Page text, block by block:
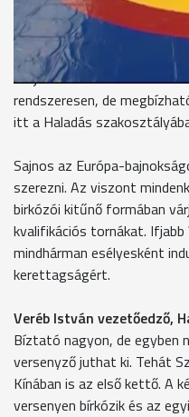
Veréb István vezetőedző,
Azt gondolom, hogy ez a
most lett egy fényesebb,
tudjuk ezeket szállítani.
rendszeresen, de
itt a Haladás
Sajnos az Európa-
szerezni. Az viszont
birkózói kitűnő formában
kvalifikációs tornákat. Ifjabb
mindhárman esélyesként
kerettagságért.
Veréb István vezetőedző,
Bíztató nagyon, de egyben
versenyző juthat ki. Tehát
Kínában is az első kettő. A
versenyen bírkózik és az